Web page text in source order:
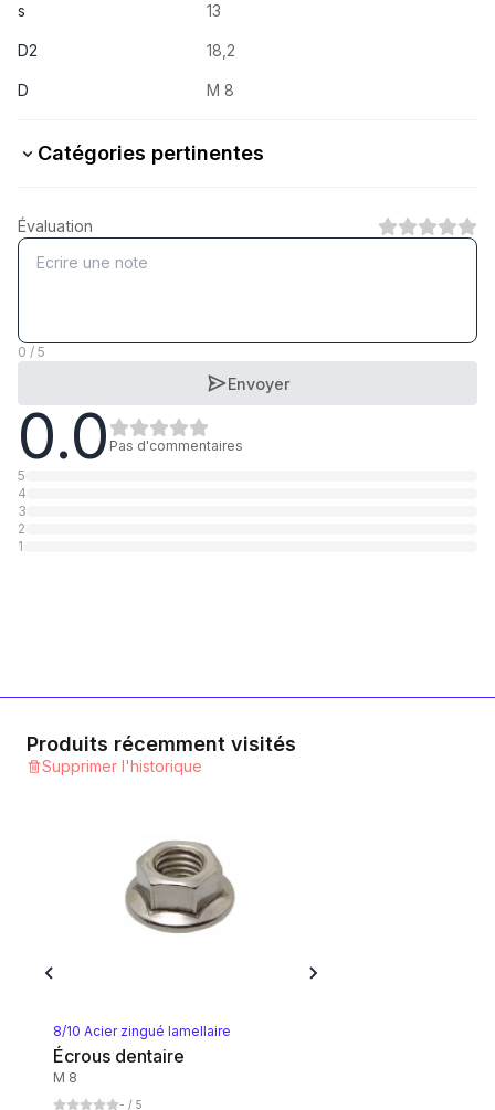
s 13
D2 18,2
D M 8
Catégories pertinentes
8 Stahl verzinkt
1 Catégorie
8/10 Stahl zinklamellenbeschichtet
1 Catégorie
Évaluation
0 / 5
Envoyer
0.0 Pas d'commentaires
5
4
3
2
1
Produits récemment visités
Supprimer l'historique
8/10 Acier zingué lamellaire
Écrous dentaire
M 8
- / 5